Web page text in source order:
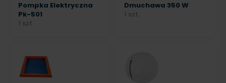
Pompka Elektryczna
Pk-501
1 szt.
Dmuchawa 350 W
1 szt.